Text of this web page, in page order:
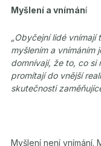
Myšlení a vnímání
„Obyčejní lidé vnímají
myšlením a vnímáním
domnívají, že to, co si
promítají do vnější
skutečnosti
Myšlení není vnímání.